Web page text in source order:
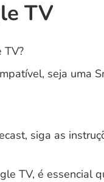
TV
TV?
seja uma
siga as
TV, é essencial